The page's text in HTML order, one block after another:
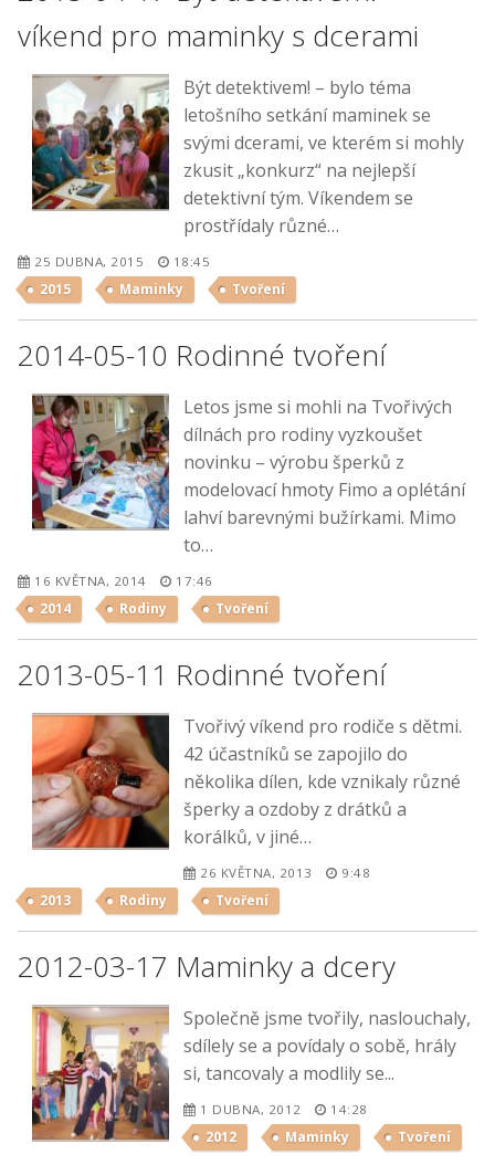
víkend pro maminky s dcerami
Být detektivem! – bylo téma
letošního setkání maminek se
svými dcerami, ve kterém si mohly
zkusit „konkurz“ na nejlepší
detektivní tým. Víkendem se
prostřídaly různé…
25 DUBNA, 2015 18:45
2015 Maminky Tvoření
2014-05-10 Rodinné tvoření
Letos jsme si mohli na Tvořivých
dílnách pro rodiny vyzkoušet
novinku – výrobu šperků z
modelovací hmoty Fimo a oplétání
lahví barevnými bužírkami. Mimo
to…
16 KVĚTNA, 2014 17:46
2014 Rodiny Tvoření
2013-05-11 Rodinné tvoření
Tvořivý víkend pro rodiče s dětmi.
42 účastníků se zapojilo do
několika dílen, kde vznikaly různé
šperky a ozdoby z drátků a
korálků, v jiné…
26 KVĚTNA, 2013 9:48
2013 Rodiny Tvoření
2012-03-17 Maminky a dcery
Společně jsme tvořily, naslouchaly,
sdílely se a povídaly o sobě, hrály
si, tancovaly a modlily se...
1 DUBNA, 2012 14:28
2012 Maminky Tvoření